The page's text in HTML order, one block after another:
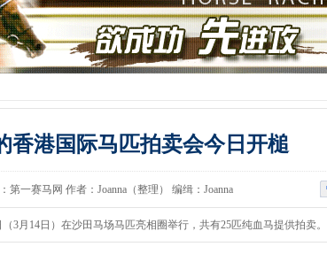
香港国际马匹拍卖会今日开槌
第一赛马网 作者：Joanna（整理） 编缉：Joanna
3月14日）在沙田马场马匹亮相圈举行，共有25匹纯血马提供拍卖。